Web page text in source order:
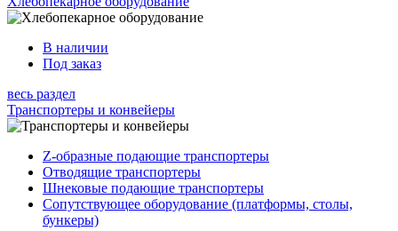
В наличии
Под заказ
весь раздел
Транспортеры и конвейеры
Z-образные подающие транспортеры
Отводящие транспортеры
Шнековые подающие транспортеры
Сопутствующее оборудование (платформы, столы,
бункеры)